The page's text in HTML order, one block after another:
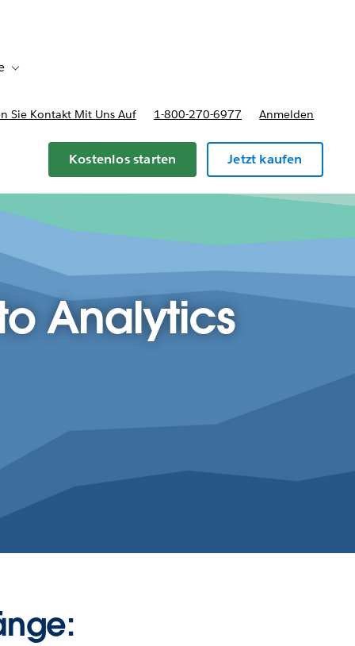
Toggle sub-navigation for Bereitstellungsoptionen und Preise
Sie Kontakt Mit Uns Auf 1-800-270-6977 Anmelden
Kostenlos starten Jetzt kaufen
Analytics